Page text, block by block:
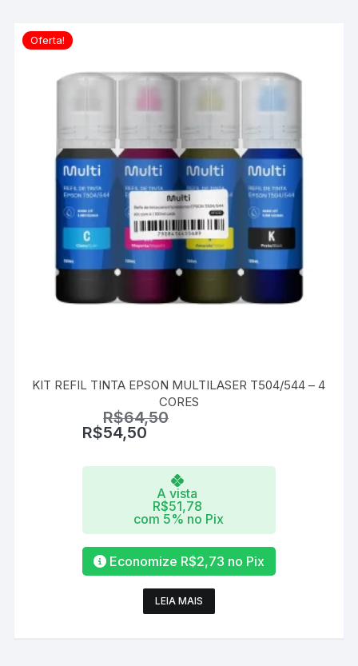
Oferta!
KIT REFIL TINTA EPSON MULTILASER T504/544 – 4
CORES
R$64,50
R$54,50
A vista
R$51,78
com 5% no Pix
Economize R$2,73 no Pix
LEIA MAIS